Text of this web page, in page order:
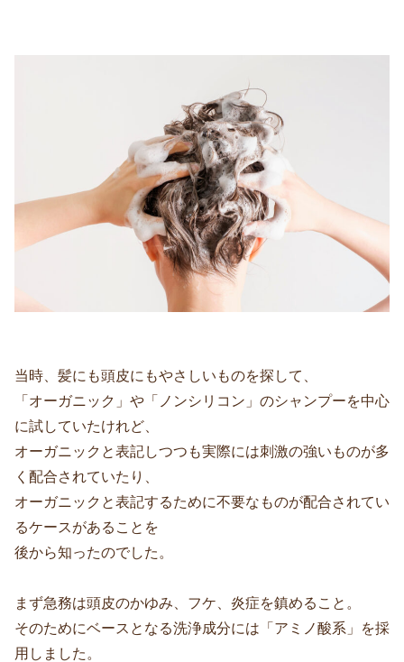
当時、髪にも頭皮にもやさしいものを探して、
「オーガニック」や「ノンシリコン」のシャンプーを中心
に試していたけれど、
オーガニックと表記しつつも実際には刺激の強いものが多
く配合されていたり、
オーガニックと表記するために不要なものが配合されてい
るケースがあることを
後から知ったのでした。
まず急務は頭皮のかゆみ、フケ、炎症を鎮めること。
そのためにベースとなる洗浄成分には「アミノ酸系」を採
用しました。